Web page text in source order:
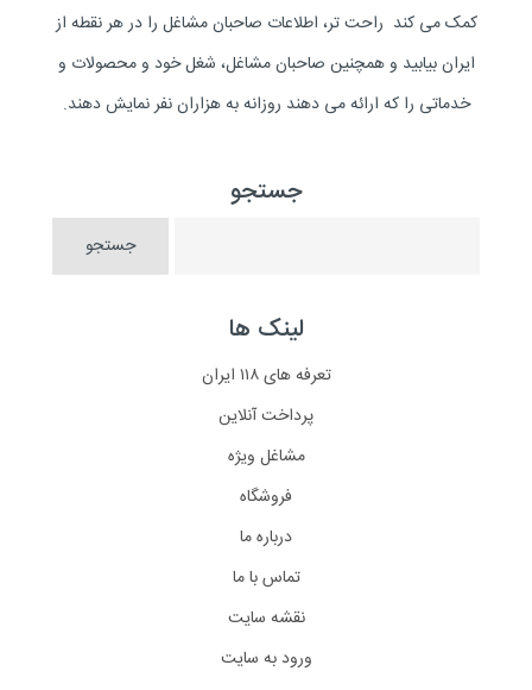
کمک می کند راحت تر، اطلاعات صاحبان مشاغل را در هر نقطه از
ایران بیابید و همچنین صاحبان مشاغل، شغل خود و محصولات و
خدماتی را که ارائه می دهند روزانه به هزاران نفر نمایش دهند.
جستجو
لینک ها
تعرفه های ۱۱۸ ایران
پرداخت آنلاین
مشاغل ویژه
فروشگاه
درباره ما
تماس با ما
نقشه سایت
ورود به سایت